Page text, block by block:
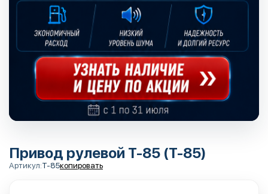
Привод рулевой T-85 (T-85)
Артикул:T-85копировать